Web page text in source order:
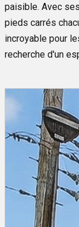
paisible. Avec
pieds carrés
incroyable pour
recherche d'un